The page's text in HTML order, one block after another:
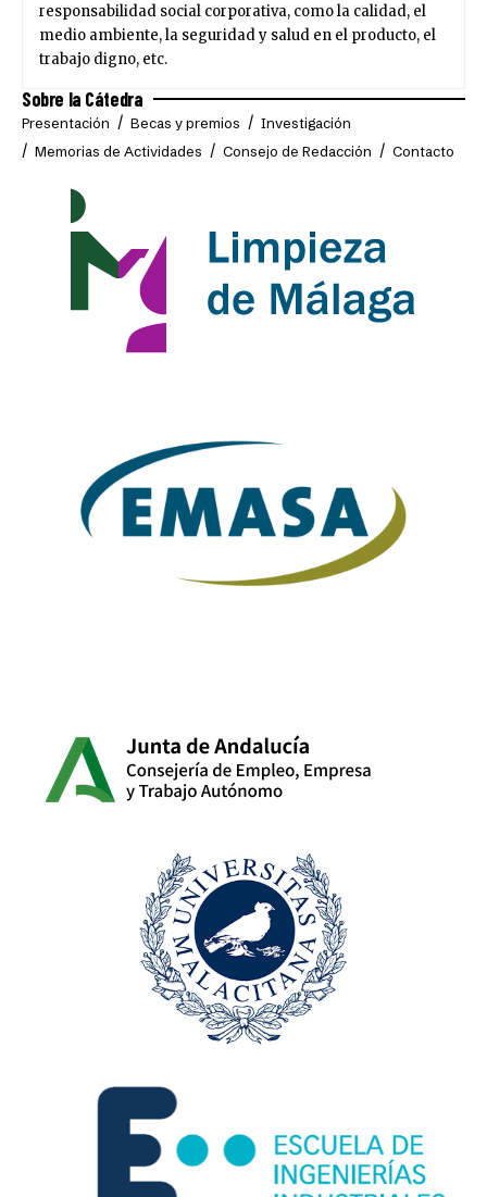
responsabilidad social corporativa, como la calidad, el
medio ambiente, la seguridad y salud en el producto, el
trabajo digno, etc.
Sobre la Cátedra
Presentación Becas y premios
Investigación
Memorias de Actividades
Consejo de Redacción Contacto